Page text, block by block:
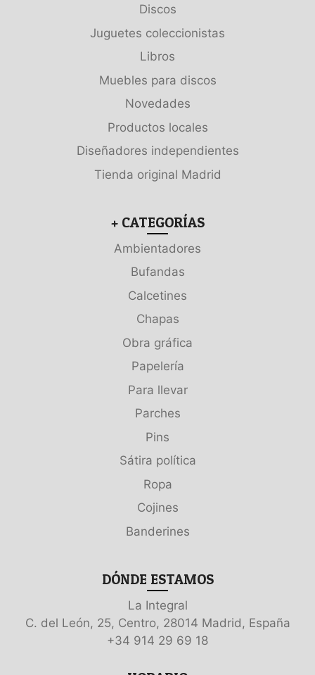
Discos
Juguetes coleccionistas
Libros
Muebles para discos
Novedades
Productos locales
Diseñadores independientes
Tienda original Madrid
+ CATEGORÍAS
Ambientadores
Bufandas
Calcetines
Chapas
Obra gráfica
Papelería
Para llevar
Parches
Pins
Sátira política
Ropa
Cojines
Banderines
DÓNDE ESTAMOS
La Integral
C. del León, 25, Centro, 28014 Madrid, España
+34 914 29 69 18